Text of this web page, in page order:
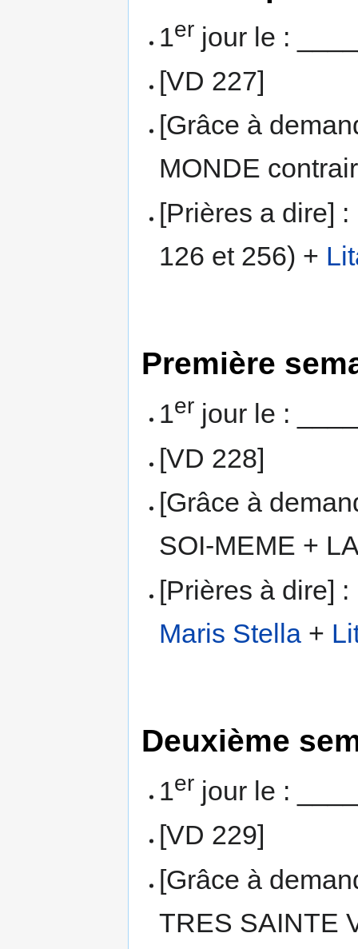
1er jour le :
[VD 227]
[Grâce à
MONDE
[Prières a dire] :
126 et 256) +
Première
1er jour le :
[VD 228]
[Grâce à
SOI-MEME +
[Prières à dire] :
Maris Stella +
Deuxième
1er jour le :
[VD 229]
[Grâce à
TRES SAINTE